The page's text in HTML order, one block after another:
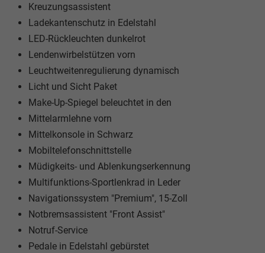
Kreuzungsassistent
Ladekantenschutz in Edelstahl
LED-Rückleuchten dunkelrot
Lendenwirbelstützen vorn
Leuchtweitenregulierung dynamisch
Licht und Sicht Paket
Make-Up-Spiegel beleuchtet in den
Mittelarmlehne vorn
Mittelkonsole in Schwarz
Mobiltelefonschnittstelle
Müdigkeits- und Ablenkungserkennung
Multifunktions-Sportlenkrad in Leder
Navigationssystem "Premium", 15-Zoll
Notbremsassistent "Front Assist"
Notruf-Service
Pedale in Edelstahl gebürstet